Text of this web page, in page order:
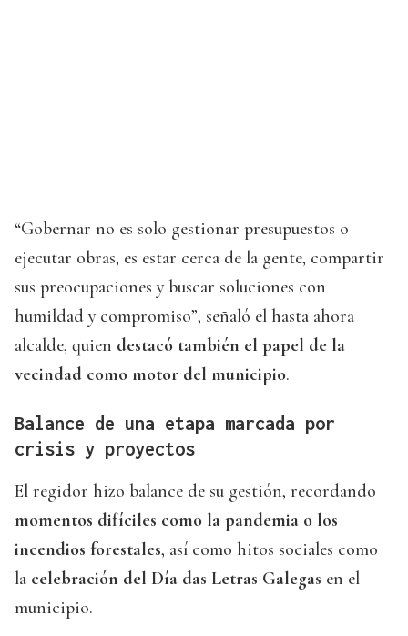
“Gobernar no es solo gestionar presupuestos o
ejecutar obras, es estar cerca de la gente, compartir
sus preocupaciones y buscar soluciones con
humildad y compromiso”, señaló el hasta ahora
alcalde, quien destacó también el papel de la
vecindad como motor del municipio.
Balance de una etapa marcada por
crisis y proyectos
El regidor hizo balance de su gestión, recordando
momentos difíciles como la pandemia o los
incendios forestales, así como hitos sociales como
la celebración del Día das Letras Galegas en el
municipio.